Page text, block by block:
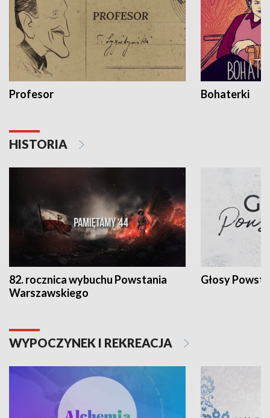
Profesor Bohaterki
HISTORIA
82. rocznica wybuchu Powstania
Warszawskiego
Głosy
WYPOCZYNEK I REKREACJA